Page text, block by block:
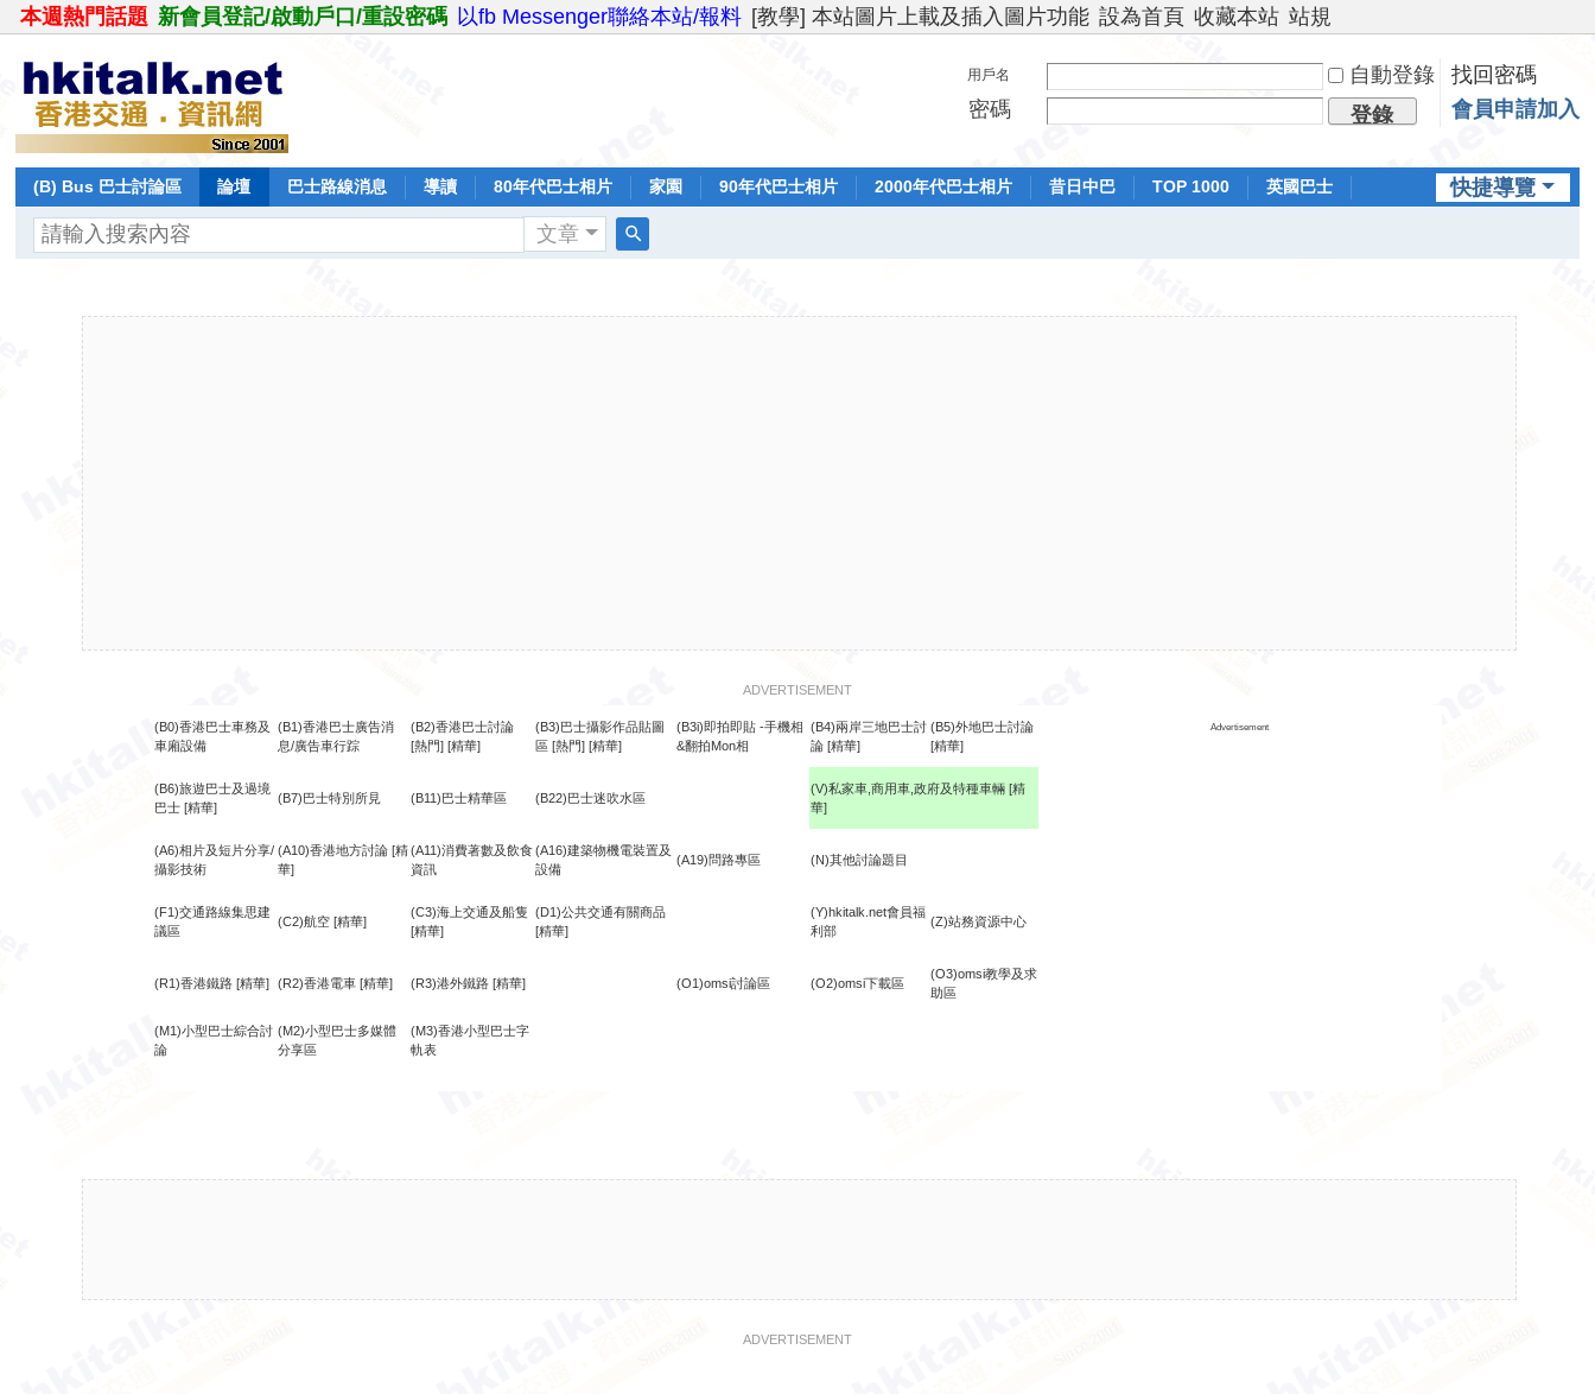
本週熱門話題 新會員登記/啟動戶口/重設密碼 以fb Messenger聯絡本站/報料 [教學] 本站圖片上載及插入圖片功能 設為首頁 收藏本站 站規
用戶名 自動登錄
找回密碼
密碼
登錄 會員申請加入
快捷導覽
(B) Bus 巴士討論區 論壇 巴士路線消息 導讀 80年代巴士相片 家園 90年代巴士相片 2000年代巴士相片 昔日中巴 TOP 1000
英國巴士
文章
ADVERTISEMENT
(B0)香港巴士車務及
車廂設備
(B1)香港巴士廣告消
息/廣告車行踪
(B2)香港巴士討論
[熱門] [精華]
(B3)巴士攝影作品貼圖
區 [熱門] [精華]
(B3i)即拍即貼 -手機相
&翻拍Mon相
(B4)兩岸三地巴士討
論 [精華]
(B5)外地巴士討論
[精華]
Advertisement
(B6)旅遊巴士及過境
巴士 [精華]
(B7)巴士特別所見 (B11)巴士精華區 (B22)巴士迷吹水區
(V)私家車,商用車,政府及特種車輛 [精
華]
(A6)相片及短片分享/
攝影技術
(A10)香港地方討論 [精
華]
(A11)消費著數及飲食
資訊
(A16)建築物機電裝置及
設備
(A19)問路專區 (N)其他討論題目
(F1)交通路線集思建
議區
(C2)航空 [精華]
(C3)海上交通及船隻
[精華]
(D1)公共交通有關商品
[精華]
(Y)hkitalk.net會員福
利部
(Z)站務資源中心
(R1)香港鐵路 [精華] (R2)香港電車 [精華] (R3)港外鐵路 [精華] (O1)omsi討論區 (O2)omsi下載區
(O3)omsi教學及求
助區
(M1)小型巴士綜合討
論
(M2)小型巴士多媒體
分享區
(M3)香港小型巴士字
軌表
ADVERTISEMENT